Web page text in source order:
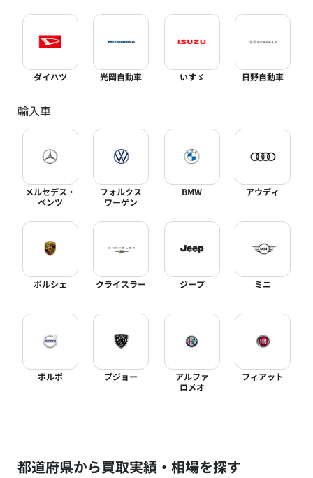
ダイハツ 光岡自動車 いすゞ 日野自動車
輸入車
メルセデス・
ベンツ
フォルクス
ワーゲン
BMW アウディ
ポルシェ クライスラー ジープ ミニ
ボルボ プジョー
アルファ
ロメオ
フィアット
都道府県から買取実績・相場を探す